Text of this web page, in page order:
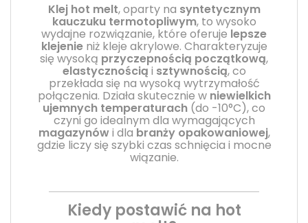
Klej hot melt, oparty na syntetycznym
kauczuku termotopliwym, to wysoko
wydajne rozwiązanie, które oferuje lepsze
klejenieniż kleje akrylowe. Charakteryzuje
się wysoką przyczepnością początkową,
elastycznością i sztywnością, co
przekłada się na wysoką wytrzymałość
połączenia. Działa skutecznie w niewielkich
ujemnych temperaturach (do -10°C), co
czyni go idealnym dla wymagających
magazynówi dla branży opakowaniowej,
gdzie liczy się szybki czas schnięcia i mocne
wiązanie.
Kiedy postawić na hot